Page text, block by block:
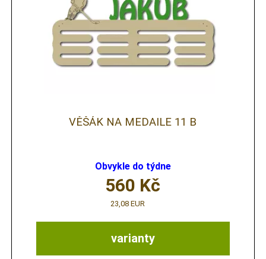
VĚŠÁK NA MEDAILE 11 B
Obvykle do týdne
varianty
560 Kč
23,08 EUR